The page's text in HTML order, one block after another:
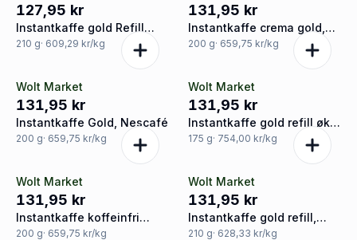
127,95 kr
Instantkaffe gold Refill
crema, Nescafé
210 g· 609,29 kr/kg
131,95 kr
Instantkaffe crema gold,
Nescafé
200 g· 659,75 kr/kg
Wolt Market
131,95 kr
Instantkaffe Gold, Nescafé
200 g· 659,75 kr/kg
Wolt Market
131,95 kr
Instantkaffe gold refill øko.
Nescafé
175 g· 754,00 kr/kg
Wolt Market
131,95 kr
Instantkaffe koffeinfri
gold, Nescafé
200 g· 659,75 kr/kg
Wolt Market
131,95 kr
Instantkaffe gold refill,
Nescafé
210 g· 628,33 kr/kg